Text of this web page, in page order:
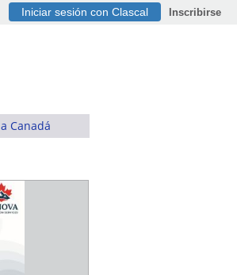
Iniciar sesión con Clascal Inscribirse
Canadá